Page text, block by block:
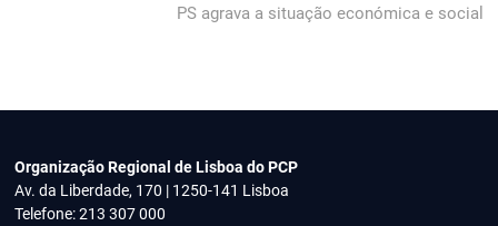
post:
PS agrava a situação económica e social
Organização Regional de Lisboa do PCP
Av. da Liberdade, 170 | 1250-141 Lisboa
Telefone: 213 307 000